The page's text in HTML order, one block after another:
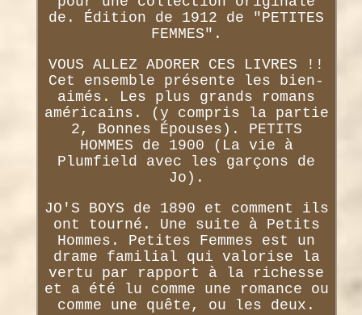
de. Édition de 1912 de "PETITES
FEMMES".
VOUS ALLEZ ADORER CES LIVRES !!
Cet ensemble présente les bien-
aimés. Les plus grands romans
américains. (y compris la partie
2, Bonnes Épouses). PETITS
HOMMES de 1900 (La vie à
Plumfield avec les garçons de
Jo).
JO'S BOYS de 1890 et comment ils
ont tourné. Une suite à Petits
Hommes. Petites Femmes est un
drame familial qui valorise la
vertu par rapport à la richesse
et a été lu comme une romance ou
comme une quête, ou les deux.